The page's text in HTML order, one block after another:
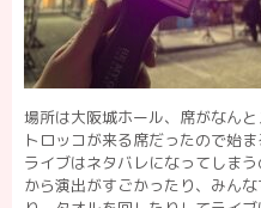
場所は大阪城ホール、席がなん
トロッコが来る席だったので始
ライブはネタバレになってしま
から演出がすごかったり、みん